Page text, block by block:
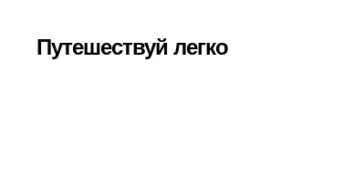
Путешествуй легко